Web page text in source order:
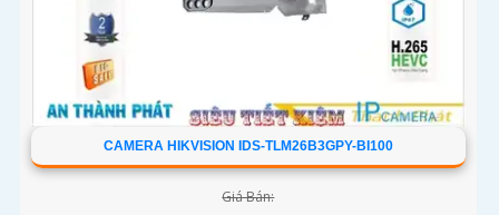
CAMERA HIKVISION IDS-TLM26B3GPY-BI100
Giá Bán: